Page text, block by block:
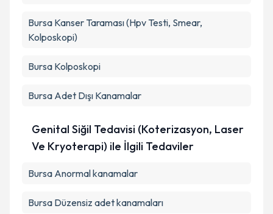
Bursa Kanser Taraması (Hpv Testi, Smear,
Kolposkopi)
Bursa Kolposkopi
Bursa Adet Dışı Kanamalar
Genital Siğil Tedavisi (Koterizasyon, Laser
Ve Kryoterapi) ile İlgili Tedaviler
Bursa Anormal kanamalar
Bursa Düzensiz adet kanamaları